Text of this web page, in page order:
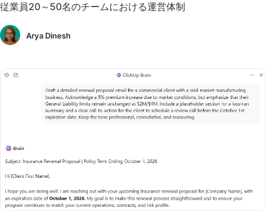
従業員20～50名のチームにおける運営体制
Arya Dinesh